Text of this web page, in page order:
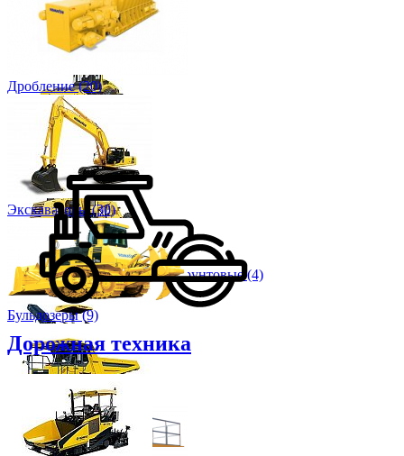
Асфальтоукладчики (9)
Катки (39)
Стабилизаторы/рециклеры грунтовые (4)
Фрезы дорожные (9)
Дробление (20)
Экскаваторы (30)
Бульдозеры (9)
Самосвалы (10)
Дорожная техника